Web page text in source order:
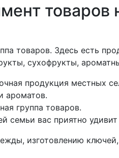
товаров. Здесь есть
сухофрукты,
продукция местных
ароматов.
группа товаров.
вас приятно
изготовлению